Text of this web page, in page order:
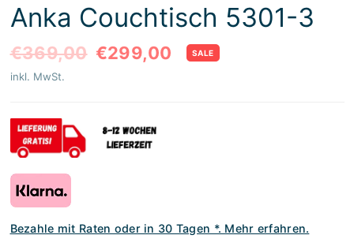
Anka Couchtisch 5301-3
€369,00 €299,00 SALE
inkl. MwSt.
Bezahle mit Raten oder in 30 Tagen *. Mehr erfahren.